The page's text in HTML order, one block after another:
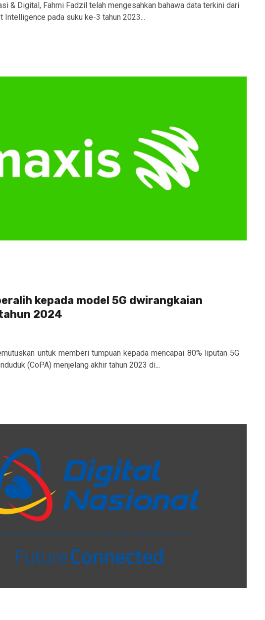
& Digital, Fahmi Fadzil telah mengesahkan bahawa data terkini dari
Intelligence pada suku ke-3 tahun 2023...
kepada model 5G dwirangkaian
2024
untuk memberi tumpuan kepada mencapai 80% liputan 5G
(CoPA) menjelang akhir tahun 2023 di...